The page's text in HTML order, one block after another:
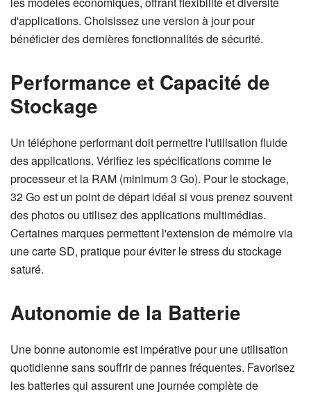
d'applications. Choisissez une version à jour pour
bénéficier des dernières fonctionnalités de sécurité.
Performance et Capacité de
Stockage
Un téléphone performant doit permettre l'utilisation fluide
des applications. Vérifiez les spécifications comme le
processeur et la RAM (minimum 3 Go). Pour le stockage,
32 Go est un point de départ idéal si vous prenez souvent
des photos ou utilisez des applications multimédias.
Certaines marques permettent l'extension de mémoire via
une carte SD, pratique pour éviter le stress du stockage
saturé.
Autonomie de la Batterie
Une bonne autonomie est impérative pour une utilisation
quotidienne sans souffrir de pannes fréquentes. Favorisez
les batteries qui assurent une journée complète de